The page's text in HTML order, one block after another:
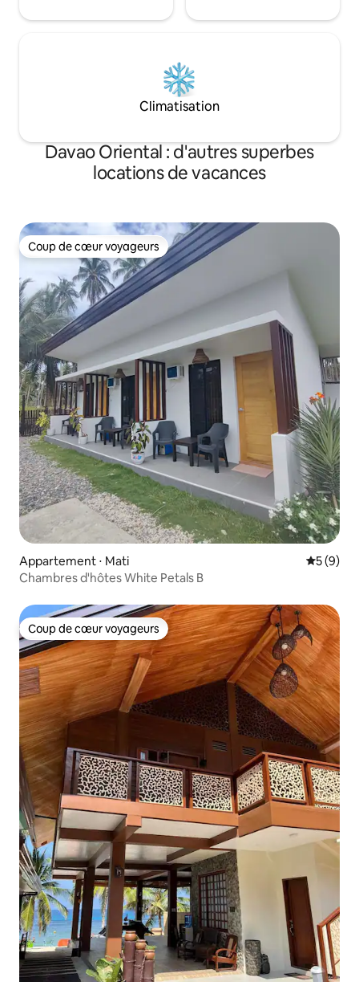
Climatisation
Davao Oriental : d'autres superbes
locations de vacances
Coup de cœur voyageurs
Coup de cœur voyageurs
Appartement ⋅ Mati
5 (9)
Chambres d'hôtes White Petals B
Coup de cœur voyageurs
Coup de cœur voyageurs